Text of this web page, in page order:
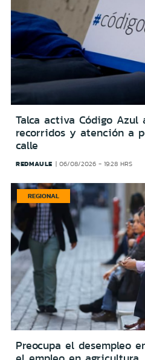
Talca activa Código
recorridos y atención a
calle
REDMAULE 06/08/2026 - 19:28 HRS
REGIONAL
Preocupa el desempleo